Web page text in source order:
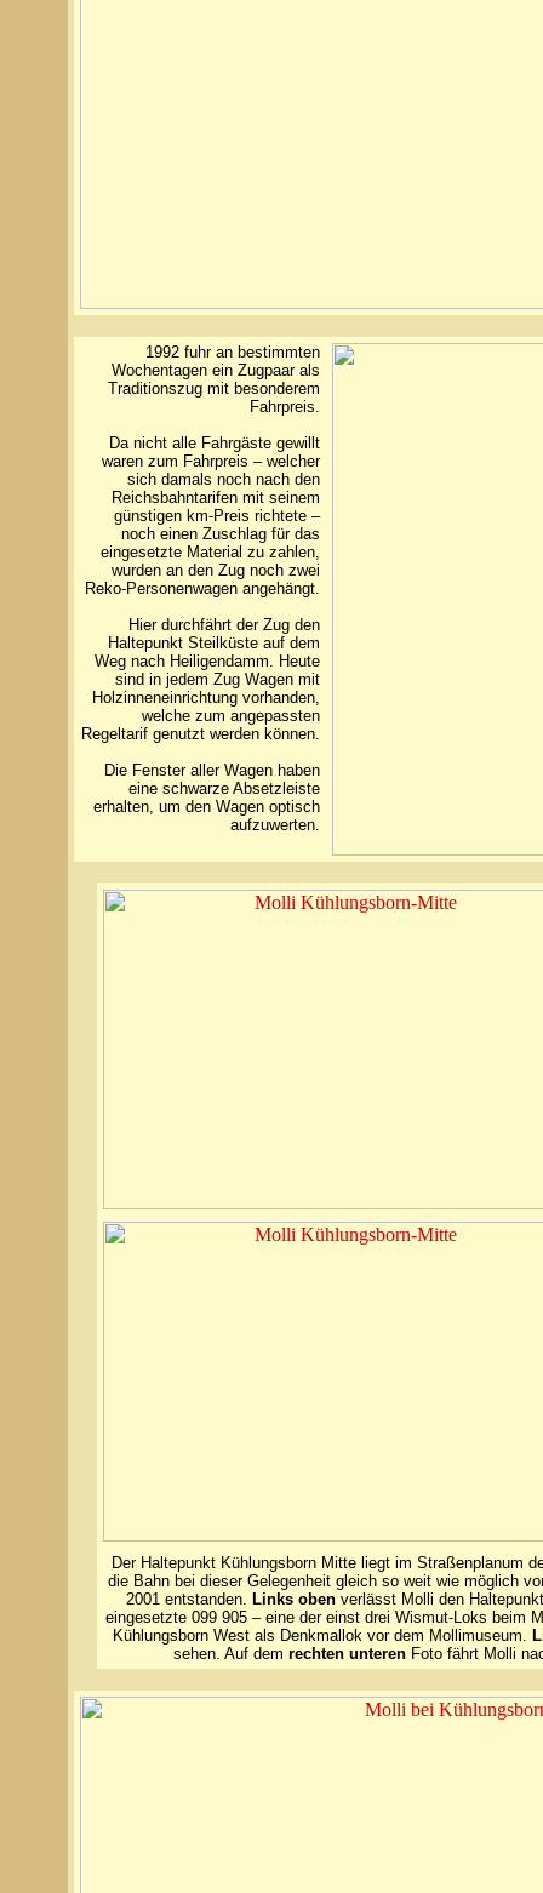
1992 fuhr an bestimmten
Wochentagen ein Zugpaar als
Traditionszug mit besonderem
Fahrpreis.
Da nicht alle Fahrgäste gewillt
waren zum Fahrpreis – welcher
sich damals noch nach den
Reichsbahntarifen mit seinem
günstigen km-Preis richtete –
noch einen Zuschlag für das
eingesetzte Material zu zahlen,
wurden an den Zug noch zwei
Reko-Personenwagen angehängt.
Hier durchfährt der Zug den
Haltepunkt Steilküste auf dem
Weg nach Heiligendamm. Heute
sind in jedem Zug Wagen mit
Holzinneneinrichtung vorhanden,
welche zum angepassten
Regeltarif genutzt werden können.
Die Fenster aller Wagen haben
eine schwarze Absetzleiste
erhalten, um den Wagen optisch
aufzuwerten.
Der Haltepunkt Kühlungsborn Mitte liegt im Straßenplanum
die Bahn bei dieser Gelegenheit gleich so weit wie möglich
2001 entstanden. Links obenverlässt Molli den
eingesetzte 099 905 – eine der einst drei Wismut-Loks beim
Kühlungsborn West als Denkmallok vor dem Mollimuseum.
sehen. Auf dem rechten unterenFoto fährt Molli